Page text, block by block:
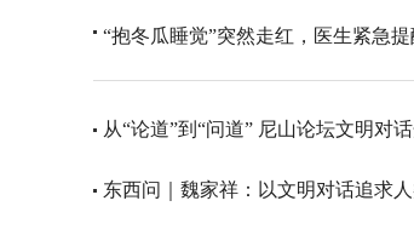
“抱冬瓜睡觉”突然走红，医生紧急
从“论道”到“问道” 尼山论坛文明对
东西问｜魏家祥：以文明对话追求